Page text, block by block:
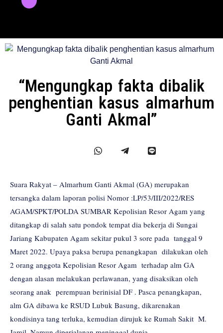
“Mengungkap fakta dibalik
penghentian kasus almarhum
Ganti Akmal”
Suara Rakyat – Almarhum Ganti Akmal (GA) merupakan
tersangka dalam laporan polisi Nomor :LP/53/III/2022/RES
AGAM/SPKT/POLDA SUMBAR Kepolisian Resor Agam yang
ditangkap di salah satu pondok tempat dia bekerja di Sungai
Jariang Kabupaten Agam sekitar pukul 3 sore pada tanggal 9
Maret 2022. Upaya paksa berupa penangkapan dilakukan oleh
2 orang anggota Kepolisian Resor Agam terhadap alm GA
dengan alasan melakukan perlawanan, yang disaksikan oleh
seorang anak perempuan berinisial DF . Pasca penangkapan,
alm GA dibawa ke RSUD Lubuk Basung, dikarenakan
kondisinya tang terluka, kemudian dirujuk ke Rumah Sakit M.